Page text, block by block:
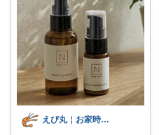
えび丸￤お家時間を快適にする アイテム